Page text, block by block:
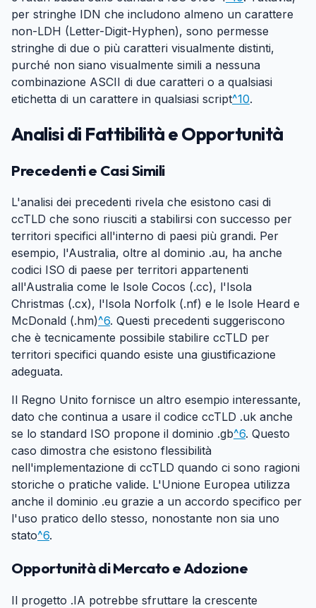
per stringhe IDN che includono almeno un carattere
non-LDH (Letter-Digit-Hyphen), sono permesse
stringhe di due o più caratteri visualmente distinti,
purché non siano visualmente simili a nessuna
combinazione ASCII di due caratteri o a qualsiasi
etichetta di un carattere in qualsiasi script^10.
Analisi di Fattibilità e Opportunità
Precedenti e Casi Simili
L'analisi dei precedenti rivela che esistono casi di
ccTLD che sono riusciti a stabilirsi con successo per
territori specifici all'interno di paesi più grandi. Per
esempio, l'Australia, oltre al dominio .au, ha anche
codici ISO di paese per territori appartenenti
all'Australia come le Isole Cocos (.cc), l'Isola
Christmas (.cx), l'Isola Norfolk (.nf) e le Isole Heard e
McDonald (.hm)^6. Questi precedenti suggeriscono
che è tecnicamente possibile stabilire ccTLD per
territori specifici quando esiste una giustificazione
adeguata.
Il Regno Unito fornisce un altro esempio interessante,
dato che continua a usare il codice ccTLD .uk anche
se lo standard ISO propone il dominio .gb^6. Questo
caso dimostra che esistono flessibilità
nell'implementazione di ccTLD quando ci sono ragioni
storiche o pratiche valide. L'Unione Europea utilizza
anche il dominio .eu grazie a un accordo specifico per
l'uso pratico dello stesso, nonostante non sia uno
stato^6.
Opportunità di Mercato e Adozione
Il progetto .IA potrebbe sfruttare la crescente